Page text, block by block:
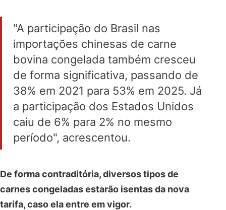
"A participação do Brasil nas
importações chinesas de carne
bovina congelada também cresceu
de forma significativa, passando de
38% em 2021 para 53% em 2025. Já
a participação dos Estados Unidos
caiu de 6% para 2% no mesmo
período", acrescentou.
De forma contraditória, diversos tipos de
carnes congeladas estarão isentas da nova
tarifa, caso ela entre em vigor.